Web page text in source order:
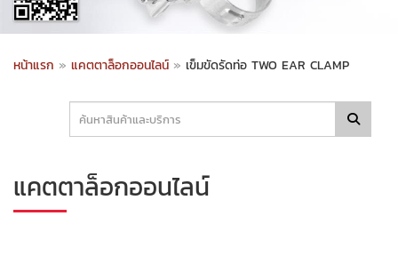
หน้าแรก » แคตตาล็อกออนไลน์ » เข็มขัดรัดท่อ TWO EAR CLAMP
แคตตาล็อกออนไลน์